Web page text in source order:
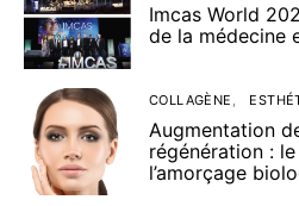
Imcas World
de la médecine
COLLAGÈNE
Augmentation
régénération :
l’amorçage